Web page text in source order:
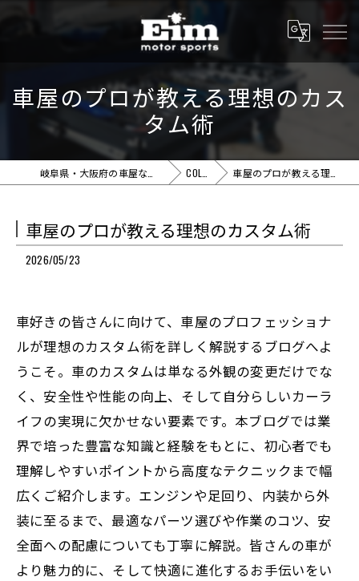
車屋のプロが教える理想のカス
タム術
COLUMN 車屋のプロが教える理想のカスタム術
車屋のプロが教える理想のカスタム術
2026/05/23
車好きの皆さんに向けて、車屋のプロフェッショナ
ルが理想のカスタム術を詳しく解説するブログへよ
うこそ。車のカスタムは単なる外観の変更だけでな
く、安全性や性能の向上、そして自分らしいカーラ
イフの実現に欠かせない要素です。本ブログでは業
界で培った豊富な知識と経験をもとに、初心者でも
理解しやすいポイントから高度なテクニックまで幅
広くご紹介します。エンジンや足回り、内装から外
装に至るまで、最適なパーツ選びや作業のコツ、安
全面への配慮についても丁寧に解説。皆さんの車が
より魅力的に、そして快適に進化するお手伝いをい